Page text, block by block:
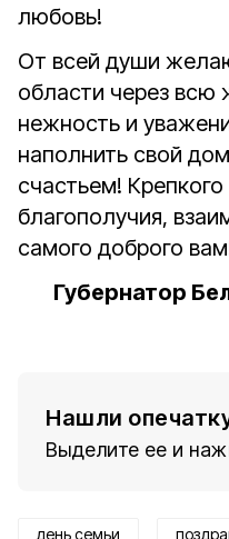
любовь!
От всей души
области через всю
нежность и
наполнить свой
счастьем!
благополучия,
самого доброго
Губернатор
Нашли
Выделите ее и
день семьи